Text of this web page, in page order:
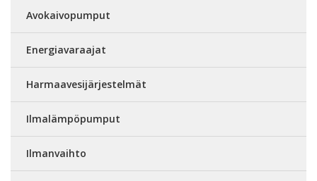
Avokaivopumput
Energiavaraajat
Harmaavesijärjestelmät
Ilmalämpöpumput
Ilmanvaihto